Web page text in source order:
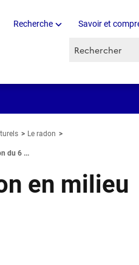
Recherche Savoir et
Recherche par
Le radon
du 6 ...
en milieu